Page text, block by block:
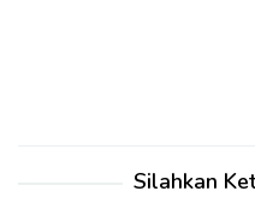
Silahkan